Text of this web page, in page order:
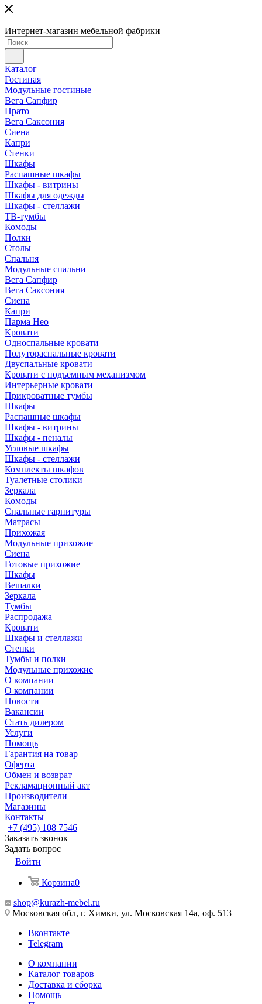
Интернет-магазин мебельной фабрики
Каталог
Гостиная
Модульные гостиные
Вега Сапфир
Прато
Вега Саксония
Сиена
Капри
Стенки
Шкафы
Распашные шкафы
Шкафы - витрины
Шкафы для одежды
Шкафы - стеллажи
ТВ-тумбы
Комоды
Полки
Столы
Спальня
Модульные спальни
Вега Сапфир
Вега Саксония
Сиена
Капри
Парма Нео
Кровати
Односпальные кровати
Полутораспальные кровати
Двуспальные кровати
Кровати с подъемным механизмом
Интерьерные кровати
Прикроватные тумбы
Шкафы
Распашные шкафы
Шкафы - витрины
Шкафы - пеналы
Угловые шкафы
Шкафы - стеллажи
Комплекты шкафов
Туалетные столики
Зеркала
Комоды
Спальные гарнитуры
Матрасы
Прихожая
Модульные прихожие
Сиена
Готовые прихожие
Шкафы
Вешалки
Зеркала
Тумбы
Распродажа
Кровати
Шкафы и стеллажи
Стенки
Тумбы и полки
Модульные прихожие
О компании
О компании
Новости
Вакансии
Стать дилером
Услуги
Помощь
Гарантия на товар
Оферта
Обмен и возврат
Рекламационный акт
Производители
Магазины
Контакты
+7 (495) 108 7546
Заказать звонок
Задать вопрос
Войти
Корзина0
shop@kurazh-mebel.ru
Московская обл, г. Химки, ул. Московская 14а, оф. 513
Вконтакте
Telegram
О компании
Каталог товаров
Доставка и сборка
Помощь